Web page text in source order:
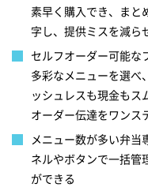
素早く購入でき、まと
字し、提供ミスを減ら
セルフオーダー可能な
多彩なメニューを選べ
ッシュレスも現金もス
オーダー伝達をワンス
メニュー数が多い弁
ネルやボタンで一括管
ができる